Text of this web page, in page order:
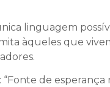
linguagem
àqueles que
de esperança